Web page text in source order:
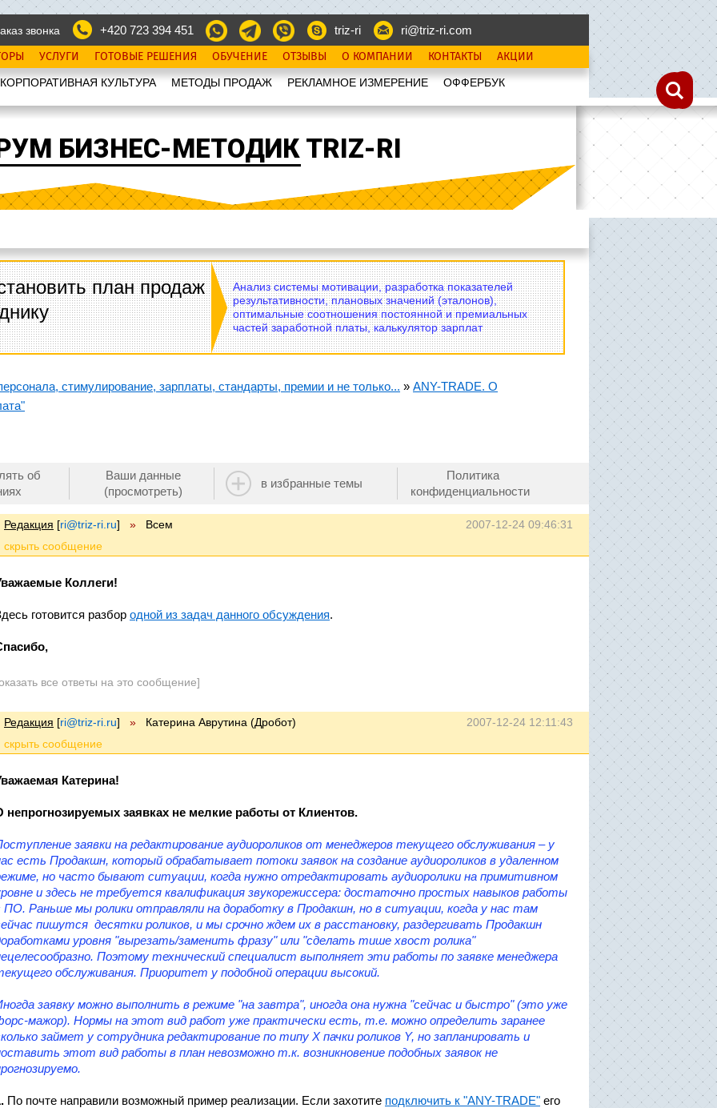
звонка +420 723 394 451 triz-ri ri@triz-ri.com
УСЛУГИ ГОТОВЫЕ РЕШЕНИЯ ОБУЧЕНИЕ ОТЗЫВЫ О КОМПАНИИ КОНТАКТЫ АКЦИИ
КОРПОРАТИВНАЯ КУЛЬТУРА МЕТОДЫ ПРОДАЖ РЕКЛАМНОЕ ИЗМЕРЕНИЕ OФФЕРБУК
БИЗНЕС-МЕТОДИК TRIZ-RI
план продаж
Анализ системы мотивации, разработка показателей
результативности, плановых значений (эталонов),
оптимальные соотношения постоянной и премиальных
частей заработной платы, калькулятор зарплат
стимулирование, зарплаты, стандарты, премии и не только... » ANY-TRADE. О
об
Ваши данные
(просмотреть)
в избранные темы
Политика
конфиденциальности
2007-12-24 09:46:31
Редакция [ri@triz-ri.ru] » Всем
Коллеги!
готовится разбор одной из задач данного обсуждения.
все ответы на это сообщение]
2007-12-24 12:11:43
Редакция [ri@triz-ri.ru] » Катерина Аврутина (Дробот)
Катерина!
непрогнозируемых заявках не мелкие работы от Клиентов.
заявки на редактирование аудиороликов от менеджеров текущего обслуживания – у
есть Продакшн, который обрабатывает потоки заявок на создание аудиороликов в удаленном
но часто бывают ситуации, когда нужно отредактировать аудиоролики на примитивном
и здесь не требуется квалификация звукорежиссера: достаточно простых навыков работы
ПО. Раньше мы ролики отправляли на доработку в Продакшн, но в ситуации, когда у нас там
пишутся десятки роликов, и мы срочно ждем их в расстановку, раздергивать Продакшн
уровня "вырезать/заменить фразу" или "сделать тише хвост ролика"
Поэтому технический специалист выполняет эти работы по заявке менеджера
обслуживания. Приоритет у подобной операции высокий.
заявку можно выполнить в режиме "на завтра", иногда она нужна "сейчас и быстро" (это уже
мажор). Нормы на этот вид работ уже практически есть, т.е. можно определить заранее
займет у сотрудника редактирование по типу X пачки роликов Y, но запланировать и
этот вид работы в план невозможно т.к. возникновение подобных заявок не
По почте направили возможный пример реализации. Если захотите подключить к "ANY-TRADE" его